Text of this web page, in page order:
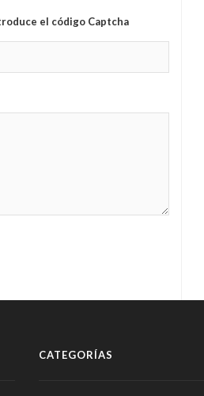
el código Captcha
CATEGORÍAS